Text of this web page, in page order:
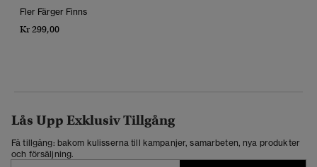
Fler Färger Finns
Kr 299,00
Lås Upp Exklusiv Tillgång
Få tillgång: bakom kulisserna till kampanjer, samarbeten, nya produkter
och försäljning.